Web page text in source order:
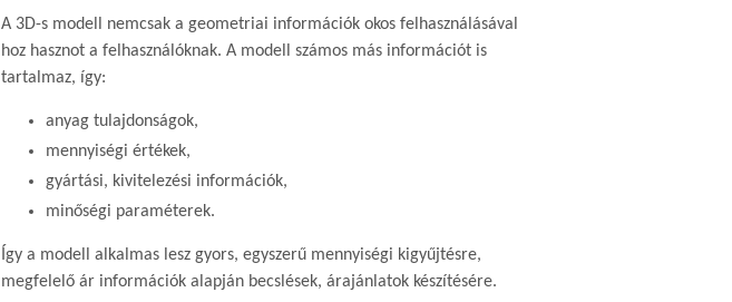
A 3D-s modell nemcsak a geometriai információk okos felhasználásával
hoz hasznot a felhasználóknak. A modell számos más információt is
tartalmaz, így:
anyag tulajdonságok,
mennyiségi értékek,
gyártási, kivitelezési információk,
minőségi paraméterek.
Így a modell alkalmas lesz gyors, egyszerű mennyiségi kigyűjtésre,
megfelelő ár információk alapján becslések, árajánlatok készítésére.